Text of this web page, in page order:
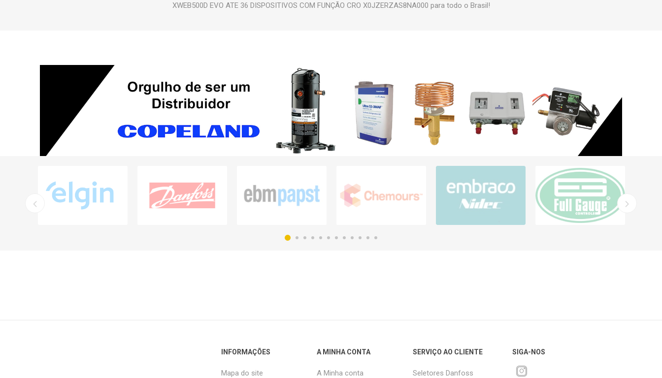
XWEB500D EVO ATE 36 DISPOSITIVOS COM FUNÇÃO CRO X0JZERZAS8NA000 para todo o Brasil!
INFORMAÇÕES
Mapa do site
A MINHA CONTA
A Minha conta
SERVIÇO AO CLIENTE
Seletores Danfoss
SIGA-NOS